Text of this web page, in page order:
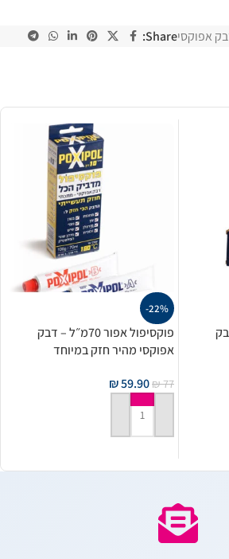
אפוקסיShare:
– דבק
-22%
פוקסיפול אפור 70מ״ל – דבק
אפוקסי מהיר חזק במיוחד
₪77
₪59.90
הוספה לסל